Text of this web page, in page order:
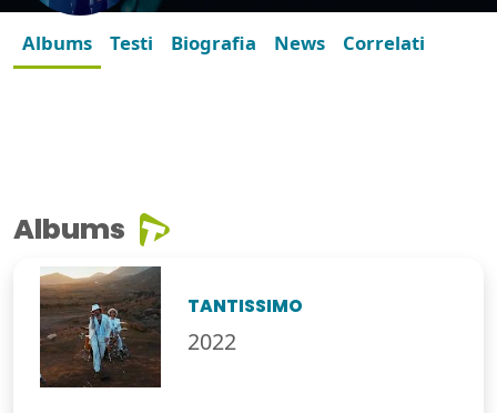
Albums Testi Biografia News Correlati
Albums
TANTISSIMO
2022